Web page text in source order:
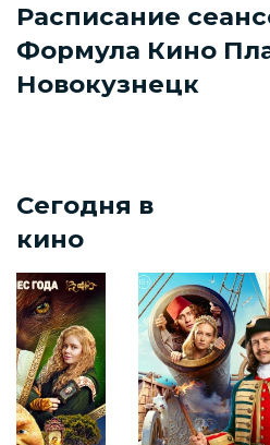
Расписание
Формула Кино
Новокузнецк
Сегодня в
кино